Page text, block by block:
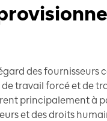
des fournisseurs
travail forcé et de
principalement à
et des droits